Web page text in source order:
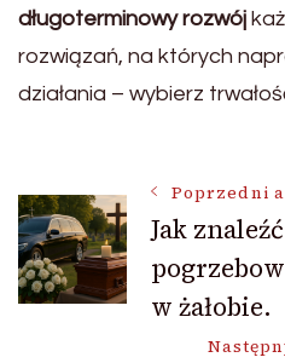
długoterminowy rozwój
rozwiązań, na których
działania – wybierz
Nawigacja
wpisu
Poprzedni
Jak
w żałobie.